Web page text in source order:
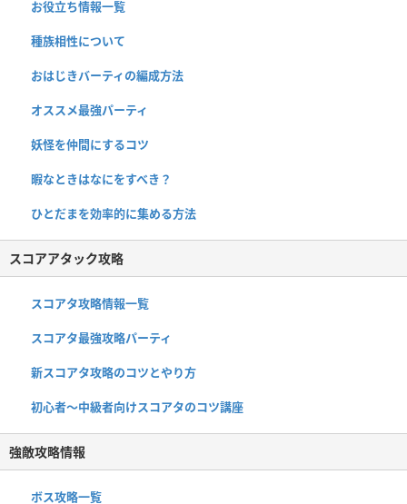
お役立ち情報一覧
種族相性について
おはじきバーティの編成方法
オススメ最強パーティ
妖怪を仲間にするコツ
暇なときはなにをすべき？
ひとだまを効率的に集める方法
スコアアタック攻略
スコアタ攻略情報一覧
スコアタ最強攻略パーティ
新スコアタ攻略のコツとやり方
初心者〜中級者向けスコアタのコツ講座
強敵攻略情報
ボス攻略一覧